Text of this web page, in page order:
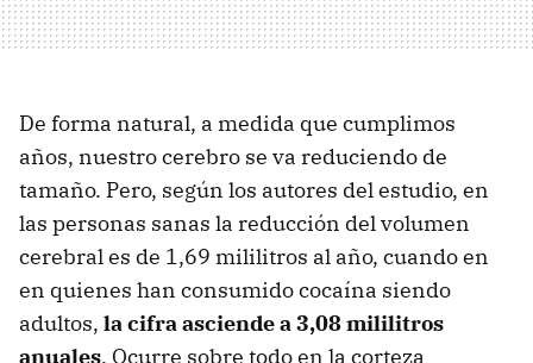
De forma natural, a medida que cumplimos
años, nuestro cerebro se va reduciendo de
tamaño. Pero, según los autores del estudio, en
las personas sanas la reducción del volumen
cerebral es de 1,69 mililitros al año, cuando en
en quienes han consumido cocaína siendo
adultos, la cifra asciende a 3,08 mililitros
anuales. Ocurre sobre todo en la corteza